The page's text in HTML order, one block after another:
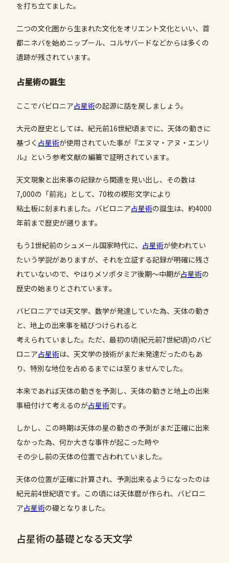
を打ち立てました。
二つの文化圏から生まれた文化をオリエント文化といい、首
都ニネバを始めニップール、コルサバードなどからは多くの
遺跡が残されています。
占星術の誕生
ここでバビロニア占星術の起源に話を戻しましょう。
大元の歴史としては、紀元前16世紀頃までに、天体の動きに
基づく 占星術が使用されていた事が『エヌマ・アヌ・エンリ
ル』という参考文献の編纂で証明されています。
天文現象と出来事の記録から関連を見い出し、その数は
7,000の「前兆」として、70枚の楔形文字により
粘土板に刻まれました。バビロニア占星術の誕生は、約4000
年前まで歴史が遡ります。
もう1世紀前のシュメール国家時代に、 占星術が使われてい
たいう学説がありますが、それを立証する記録が明確に残さ
れていないので、やはりメソポタミア後期～中期が占星術の
歴史の始まりとされています。
バビロニアでは天文学、数学が発達していた為、天体の動き
と、地上の出来事を結びつけられると
考えられていました。ただ、最初の頃(紀元前7世紀頃)のバビ
ロニア占星術は、天文学の技術がまだ未発達だったのもあ
り、特別な地位を占めるまでには至りませんでした。
本来であれば天体の動きを予測し、天体の動きと地上の出来
事紐付けて考えるのが占星術です。
しかし、この時期は天体の星の動きの予測がまだ正確に出来
なかった為、何か大きな事件が起こった時や
その少し前の天体の位置で占われていました。
天体の位置が正確に計算され、予測出来るようになったのは
紀元前4世紀頃です。この頃には天体暦が作られ、バビロニ
ア占星術の礎となりました。
占星術の基礎となる天文学